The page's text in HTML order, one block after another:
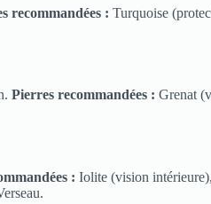
recommandées : Turquoise
Pierres recommandées : Grenat
: Iolite (vision